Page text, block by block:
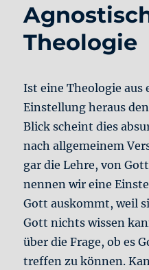
Theologie
Ist eine Theologie aus
Einstellung heraus
Blick scheint dies
nach allgemeinem
gar die Lehre, von
nennen wir eine
Gott auskommt, weil
Gott nichts wissen
über die Frage, ob es
treffen zu können.